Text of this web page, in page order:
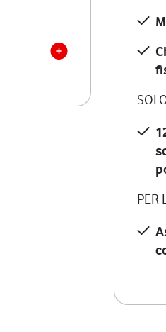
PER